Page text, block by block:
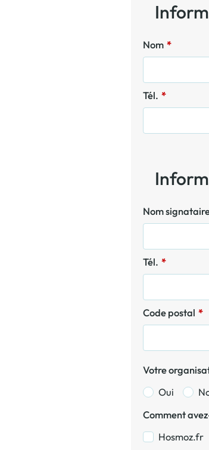
Nom *
Tél. *
Nom
Tél. *
Code postal *
Votre
Oui
Comment
Hosmoz.fr